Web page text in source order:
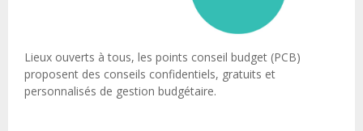
Lieux ouverts à tous, les points conseil budget (PCB)
proposent des conseils confidentiels, gratuits et
personnalisés de gestion budgétaire.